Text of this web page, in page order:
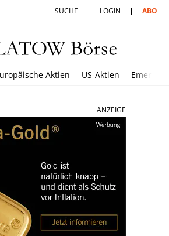
SUCHE LOGIN ABO
Aktien US-Aktien
ANZEIGE